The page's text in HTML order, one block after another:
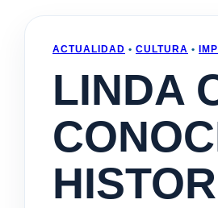
ACTUALIDAD • CULTURA •
LINDA